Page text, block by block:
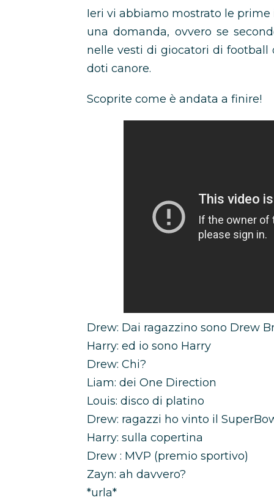
Ieri vi abbiamo mostrato le
una domanda, ovvero se
nelle vesti di giocatori di football
doti canore.
Scoprite come è andata a finire!
Drew: Dai ragazzino sono Drew
Harry: ed io sono Harry
Drew: Chi?
Liam: dei One Direction
Louis: disco di platino
Drew: ragazzi ho vinto il
Harry: sulla copertina
Drew : MVP (premio sportivo)
Zayn: ah davvero?
*urla*